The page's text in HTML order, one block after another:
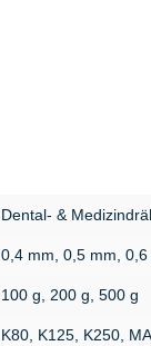
Dental- &
0,4 mm, 0,5 mm,
100 g, 200 g, 500 g
K80, K125, K250,